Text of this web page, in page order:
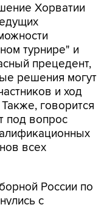
Хорватии
турнире" и
прецедент,
решения могут
и ход
говорится
под вопрос
всех
России по
с